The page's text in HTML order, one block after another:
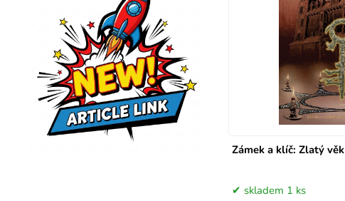
Zámek a klíč: Zlatý věk
skladem 1 ks